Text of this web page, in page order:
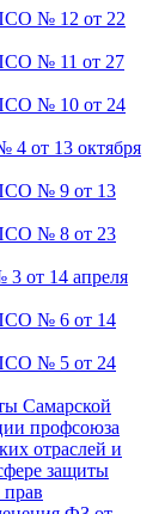
№ 12 от 22
№ 11 от 27
№ 10 от 24
от 13 октября
№ 9 от 13
№ 8 от 23
от 14 апреля
№ 6 от 14
№ 5 от 24
Самарской
профсоюза
отраслей и
защиты